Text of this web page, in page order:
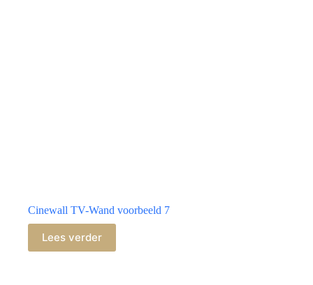
Cinewall TV-Wand voorbeeld 7
Lees verder